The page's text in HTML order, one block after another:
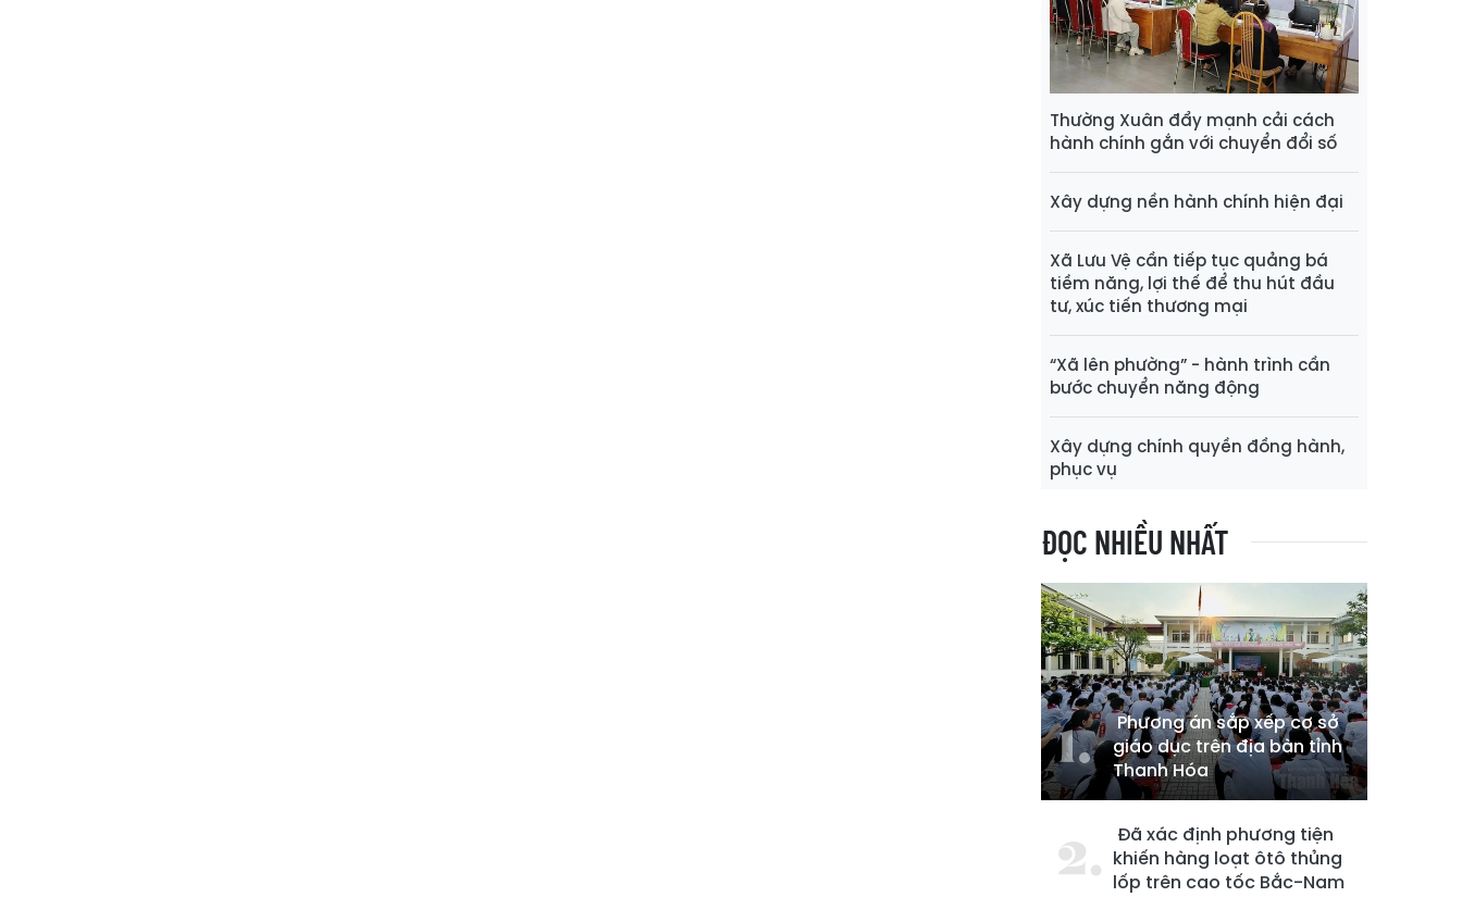
Thường Xuân đẩy mạnh cải cách
hành chính gắn với chuyển đổi số
Xây dựng nền hành chính hiện đại
Xã Lưu Vệ cần tiếp tục quảng bá
tiềm năng, lợi thế để thu hút đầu
tư, xúc tiến thương mại
“Xã lên phường” - hành trình cần
bước chuyển năng động
Xây dựng chính quyền đồng hành,
phục vụ
ĐỌC NHIỀU NHẤT
Phương án sắp xếp cơ sở
giáo dục trên địa bàn tỉnh
Thanh Hóa
Đã xác định phương tiện
khiến hàng loạt ôtô thủng
lốp trên cao tốc Bắc-Nam